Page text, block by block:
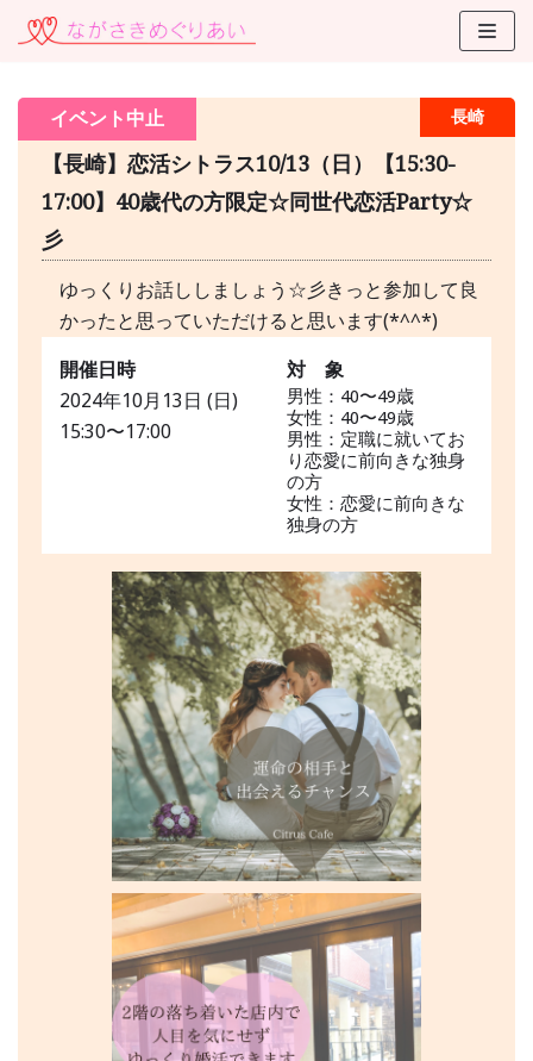
コ
キ
長崎
イベント中止
【長崎】恋活シトラス10/13（日）【15:30-
17:00】40歳代の方限定☆同世代恋活Party☆
彡
ゆっくりお話ししましょう☆彡きっと参加して良
かったと思っていただけると思います(*^^*)
開催日時
2024年10月13日 (日)
15:30〜17:00
対 象
男性：40〜49歳
女性：40〜49歳
男性：定職に就いてお
り恋愛に前向きな独身
の方
女性：恋愛に前向きな
独身の方